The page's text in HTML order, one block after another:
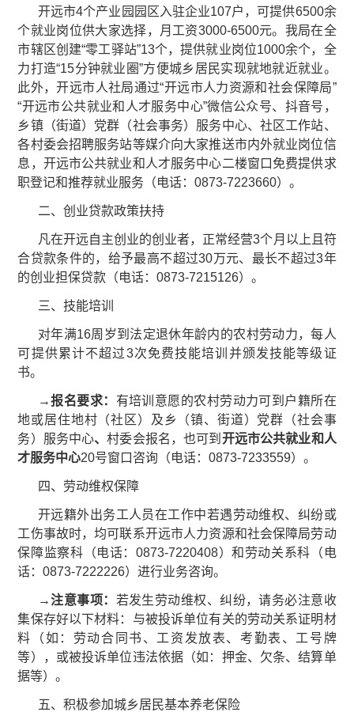
开远市4个产业园园区入驻企业107户，可提供6500余
个就业岗位供大家选择，月工资3000-6500元。我局在全
市辖区创建“零工驿站”13个，提供就业岗位1000余个，全
力打造“15分钟就业圈”方便城乡居民实现就地就近就业。
此外，开远市人社局通过“开远市人力资源和社会保障局”
“开远市公共就业和人才服务中心”微信公众号、抖音号，
乡镇（街道）党群（社会事务）服务中心、社区工作站、
各村委会招聘服务站等媒介向大家推送市内外就业岗位信
息，开远市公共就业和人才服务中心二楼窗口免费提供求
职登记和推荐就业服务（电话：0873-7223660）。
二、创业贷款政策扶持
凡在开远自主创业的创业者，正常经营3个月以上且符
合贷款条件的，给予最高不超过30万元、最长不超过3年
的创业担保贷款（电话：0873-7215126）。
三、技能培训
对年满16周岁到法定退休年龄内的农村劳动力，每人
可提供累计不超过3次免费技能培训并颁发技能等级证
书。
→报名要求： 有培训意愿的农村劳动力可到户籍所在
地或居住地村（社区）及乡（镇、街道）党群（社会事
务）服务中心、村委会报名，也可到 开远市公共就业和人
才服务中心20号窗口咨询（电话：0873-7233559）。
四、劳动维权保障
开远籍外出务工人员在工作中若遇劳动维权、纠纷或
工伤事故时，均可联系开远市人力资源和社会保障局劳动
保障监察科（电话：0873-7220408）和劳动关系科（电
话：0873-7222226）进行业务咨询。
→注意事项： 若发生劳动维权、纠纷，请务必注意收
集保存好以下材料：与被投诉单位有关的劳动关系证明材
料（如：劳动合同书、工资发放表、考勤表、工号牌
等），或被投诉单位违法依据（如：押金、欠条、结算单
据等）。
五、积极参加城乡居民基本养老保险